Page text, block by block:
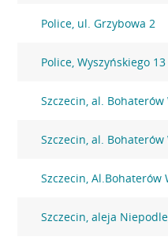
Police, ul. Grzybowa 2
Police, Wyszyńskiego 13
Szczecin, al. Bohaterów
Szczecin, al. Bohaterów
Szczecin, Al.Bohaterów
Szczecin, aleja